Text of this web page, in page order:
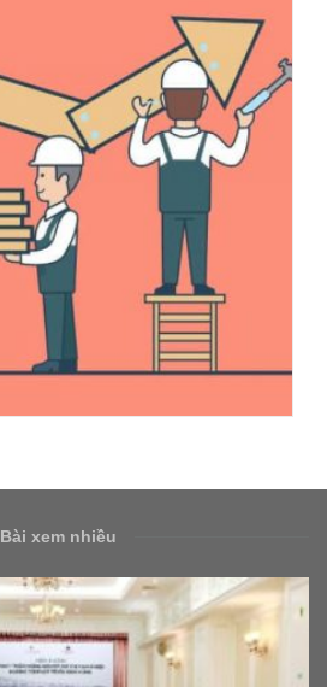
Bài xem nhiều